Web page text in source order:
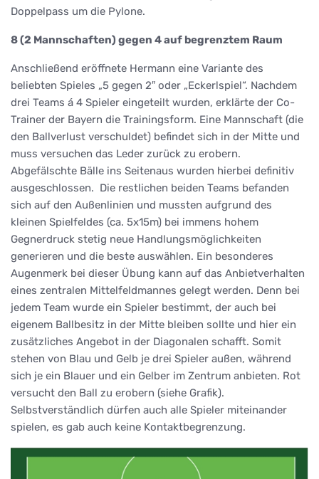
Doppelpass um die Pylone.
8 (2 Mannschaften) gegen 4 auf begrenztem Raum
Anschließend eröffnete Hermann eine Variante des
beliebten Spieles „5 gegen 2″ oder „Eckerlspiel“. Nachdem
drei Teams á 4 Spieler eingeteilt wurden, erklärte der Co-
Trainer der Bayern die Trainingsform. Eine Mannschaft (die
den Ballverlust verschuldet) befindet sich in der Mitte und
muss versuchen das Leder zurück zu erobern.
Abgefälschte Bälle ins Seitenaus wurden hierbei definitiv
ausgeschlossen. Die restlichen beiden Teams befanden
sich auf den Außenlinien und mussten aufgrund des
kleinen Spielfeldes (ca. 5x15m) bei immens hohem
Gegnerdruck stetig neue Handlungsmöglichkeiten
generieren und die beste auswählen. Ein besonderes
Augenmerk bei dieser Übung kann auf das Anbietverhalten
eines zentralen Mittelfeldmannes gelegt werden. Denn bei
jedem Team wurde ein Spieler bestimmt, der auch bei
eigenem Ballbesitz in der Mitte bleiben sollte und hier ein
zusätzliches Angebot in der Diagonalen schafft. Somit
stehen von Blau und Gelb je drei Spieler außen, während
sich je ein Blauer und ein Gelber im Zentrum anbieten. Rot
versucht den Ball zu erobern (siehe Grafik).
Selbstverständlich dürfen auch alle Spieler miteinander
spielen, es gab auch keine Kontaktbegrenzung.